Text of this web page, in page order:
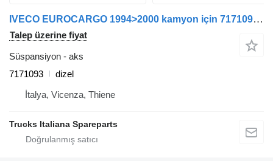
IVECO EUROCARGO 1994>2000 kamyon için 7171093 aks
Talep üzerine fiyat
Süspansiyon - aks
7171093
dizel
İtalya, Vicenza, Thiene
Trucks Italiana Spareparts